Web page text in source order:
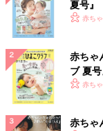
夏号』
いっぱ
赤ち
赤ちゃ
ブ 夏
く！赤ち
赤ちゃ